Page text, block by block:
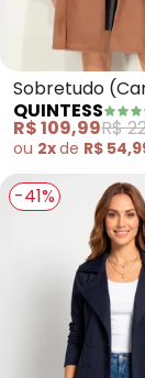
Sobretudo
com Faixa
QUINTESS
R$ 109,99R$
ou 2xde R$
-41%